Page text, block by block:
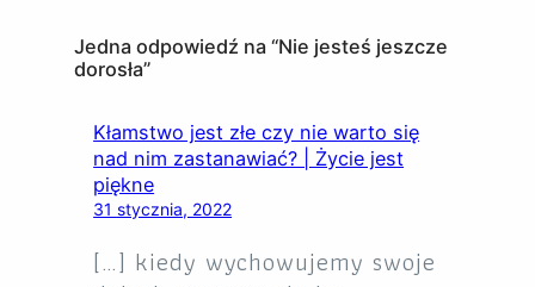
Jedna odpowiedź na “Nie jesteś jeszcze
dorosła”
Kłamstwo jest złe czy nie warto się
nad nim zastanawiać? | Życie jest
piękne
31 stycznia, 2022
[…] kiedy wychowujemy swoje